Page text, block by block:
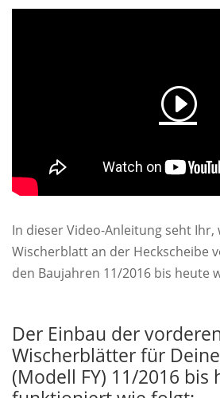
In dieser Video-Anleitung seht
Wischerblatt an der Heckscheibe
den Baujahren 11/2016 bis heute
Der Einbau der
Wischerblätter für
(Modell FY) 11/2016 bis